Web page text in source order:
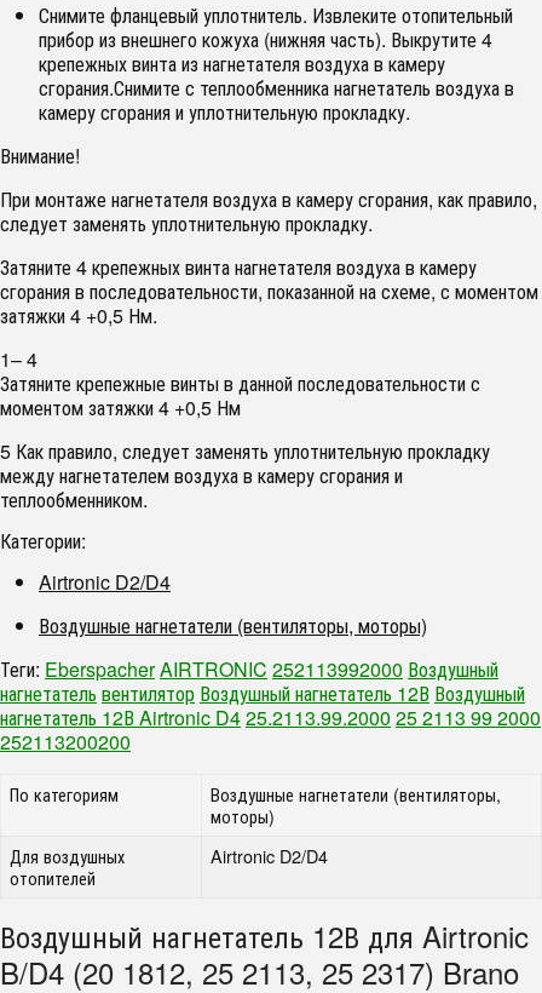
Снимите фланцевый уплотнитель. Извлеките отопительный
прибор из внешнего кожуха (нижняя часть). Выкрутите 4
крепежных винта из нагнетателя воздуха в камеру
сгорания.Снимите с теплообменника нагнетатель воздуха в
камеру сгорания и уплотнительную прокладку.
Внимание!
При монтаже нагнетателя воздуха в камеру сгорания, как правило,
следует заменять уплотнительную прокладку.
Затяните 4 крепежных винта нагнетателя воздуха в камеру
сгорания в последовательности, показанной на схеме, с моментом
затяжки 4 +0,5 Нм.
1– 4
Затяните крепежные винты в данной последовательности с
моментом затяжки 4 +0,5 Нм
5 Как правило, следует заменять уплотнительную прокладку
между нагнетателем воздуха в камеру сгорания и
теплообменником.
Категории:
Airtronic D2/D4
Воздушные нагнетатели (вентиляторы, моторы)
Теги: EberspacherAIRTRONIC 252113992000 Воздушный
нагнетатель вентилятор Воздушный нагнетатель 12В Воздушный
нагнетатель 12В Airtronic D425.2113.99.2000 25 2113 99 2000
252113200200
По категориям
Воздушные нагнетатели (вентиляторы,
моторы)
Для воздушных
отопителей
Airtronic D2/D4
Воздушный нагнетатель 12В для Airtronic
B/D4 (20 1812, 25 2113, 25 2317) Brano